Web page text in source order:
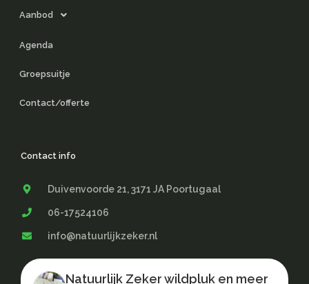
Contact info
Duivenvoorde 21, 3171 JA Poortugaal
06-17524106
info@natuurlijkzeker.nl
Natuurlijk Zeker wildpluk en meer
Aanbod
Agenda
Groepsuitje
Contact/offerte